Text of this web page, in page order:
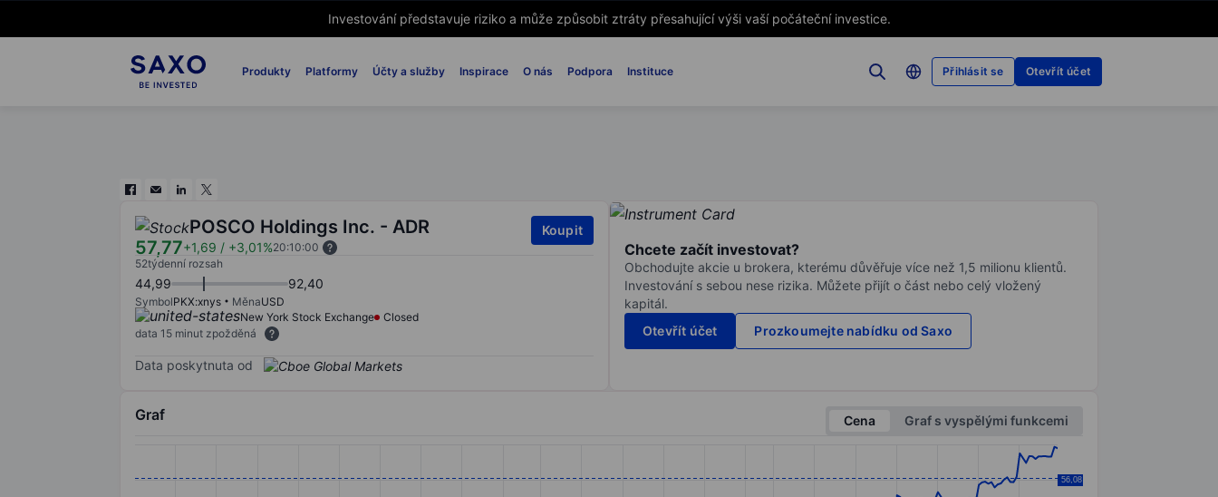
Investování představuje riziko a může způsobit ztráty přesahující výši vaší počáteční investice.
Produkty Platformy Účty a služby Inspirace O nás Podpora Instituce Přihlásit se Otevřít účet
POSCO Holdings Inc. - ADR
57,77+1,69 / +3,01%20:10:00
Koupit
52týdenní rozsah
44,99 92,40
SymbolPKX:xnys MěnaUSD
New York Stock Exchange
Closed
data 15 minut zpožděná
Data poskytnuta od
Chcete začít investovat?
Obchodujte akcie u brokera, kterému důvěřuje více než 1,5 milionu klientů.
Investování s sebou nese rizika. Můžete přijít o část nebo celý vložený
kapitál.
Otevřít účet
Prozkoumejte nabídku od Saxo
Graf Cena
Graf s vyspělými funkcemi
56,00
56,08